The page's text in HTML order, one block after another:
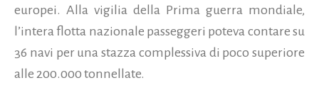
europei. Alla vigilia della Prima guerra mondiale,
l’intera flotta nazionale passeggeri poteva contare su
36 navi per una stazza complessiva di poco superiore
alle 200.000 tonnellate.